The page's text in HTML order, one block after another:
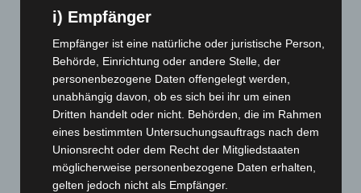
Juli 2024(89)
Mai 2024(149)
April 2024(102)
März 2024(103)
Februar 2024(103)
Januar 2024(111)
Dezember 2023
(130)
i) Empfänger
Empfänger ist eine natürliche oder juristische Person,
Behörde, Einrichtung oder andere Stelle, der
personenbezogene Daten offengelegt werden,
unabhängig davon, ob es sich bei ihr um einen
Dritten handelt oder nicht. Behörden, die im Rahmen
eines bestimmten Untersuchungsauftrags nach dem
Unionsrecht oder dem Recht der Mitgliedstaaten
möglicherweise personenbezogene Daten erhalten,
gelten jedoch nicht als Empfänger.